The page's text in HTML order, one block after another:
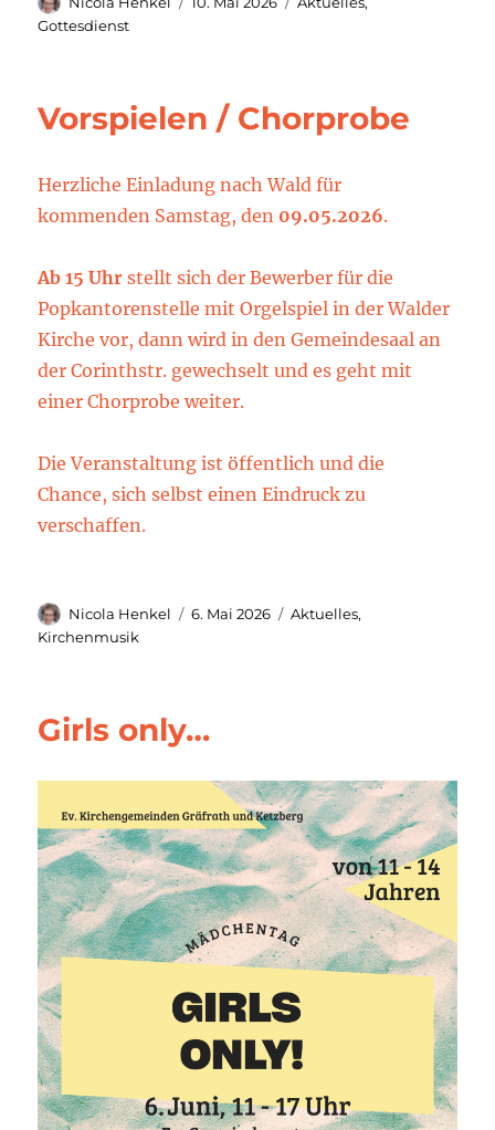
Gottesdienst
Vorspielen / Chorprobe
Herzliche Einladung nach Wald für
kommenden Samstag, den 09.05.2026.
Ab 15 Uhr stellt sich der Bewerber für die
Popkantorenstelle mit Orgelspiel in der Walder
Kirche vor, dann wird in den Gemeindesaal an
der Corinthstr. gewechselt und es geht mit
einer Chorprobe weiter.
Die Veranstaltung ist öffentlich und die
Chance, sich selbst einen Eindruck zu
verschaffen.
Autor
Nicola Henkel
Veröffentlicht
6. Mai 2026 Kategorien
Aktuelles,
Kirchenmusik
Girls only…